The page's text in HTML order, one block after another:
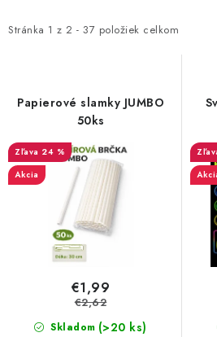
PRODUKTY HISTORICKE BEZ
BEZ ZÁSOBY, K VYŘAZENÍ (VČ. XD)
OBLEČENÍ A MÓDA
DROGERIE A KOSMETIKA
DÍLNA A STAVBA
DIELŇA A STAVBA
ZÁBAVA A KNIHY
i
d
u
k
Stránka 1 z 2 - 37 položiek celkom
e
e
r
o
d
Papierové slamky JUMBO
50ks
24 %
Akcia
Skladom (>20 ks)
€1,99
€2,62